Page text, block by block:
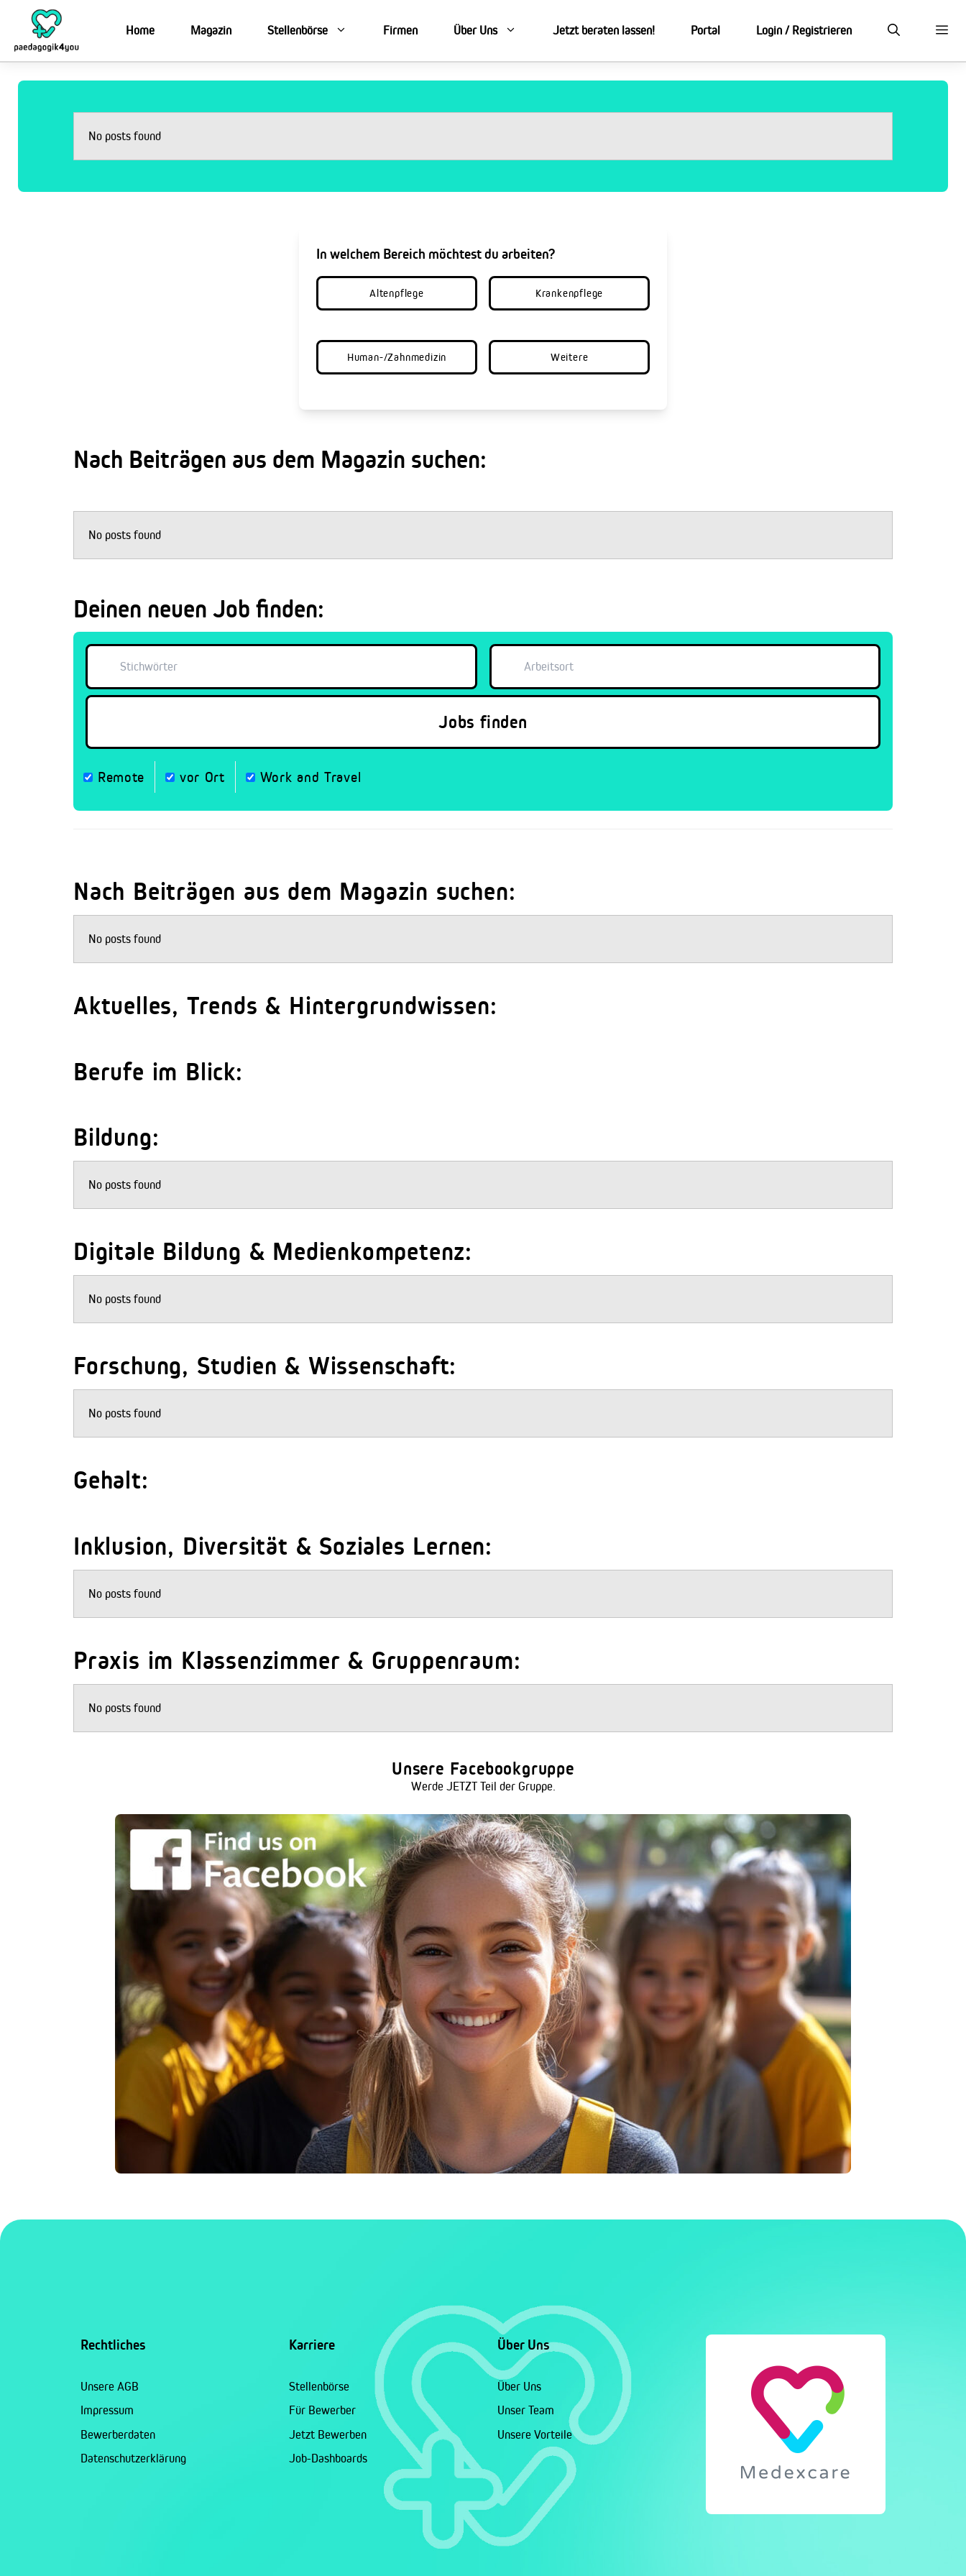
Home Magazin Stellenbörse Firmen Über Uns Jetzt beraten lassen! Portal Login / Registrieren
No posts found
In welchem Bereich möchtest du arbeiten?
Altenpflege Krankenpflege
Human-/Zahnmedizin Weitere
Nach Beiträgen aus dem Magazin suchen:
No posts found
Deinen neuen Job finden:
Remote vor Ort Work and Travel
Nach Beiträgen aus dem Magazin suchen:
No posts found
Aktuelles, Trends & Hintergrundwissen:
Berufe im Blick:
Bildung:
No posts found
Digitale Bildung & Medienkompetenz:
No posts found
Forschung, Studien & Wissenschaft:
No posts found
Gehalt:
Inklusion, Diversität & Soziales Lernen:
No posts found
Praxis im Klassenzimmer & Gruppenraum:
No posts found
Unsere Facebookgruppe
Werde JETZT Teil der Gruppe.
Rechtliches
Unsere AGB
Impressum
Bewerberdaten
Datenschutzerklärung
Karriere
Stellenbörse
Für Bewerber
Jetzt Bewerben
Job-Dashboards
Über Uns
Über Uns
Unser Team
Unsere Vorteile